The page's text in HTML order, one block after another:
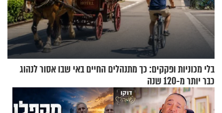
בלי מכוניות ופקקים: כך מתנהלים החיים באי שבו אסור לנהוג
כבר יותר מ-120 שנה